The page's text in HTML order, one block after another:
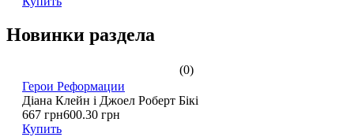
Новинки раздела
(0)
Герои Реформации
Діана Клейн і Джоел Роберт Бікі
667 грн600.30 грн
Купить